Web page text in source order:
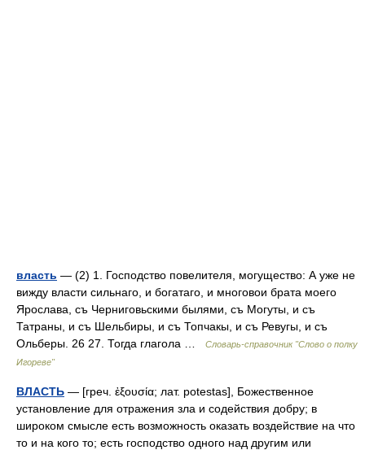
власть — (2) 1. Господство повелителя, могущество: А уже не
вижду власти сильнаго, и богатаго, и многовои брата моего
Ярослава, съ Черниговьскими былями, съ Могуты, и съ
Татраны, и съ Шельбиры, и съ Топчакы, и съ Ревугы, и съ
Ольберы. 26 27. Тогда глагола …
Словарь-справочник "Слово о полку
Игореве"
ВЛАСТЬ — [греч. ἐξουσία; лат. potestas], Божественное
установление для отражения зла и содействия добру; в
широком смысле есть возможность оказать воздействие на что
то и на кого то; есть господство одного над другим или